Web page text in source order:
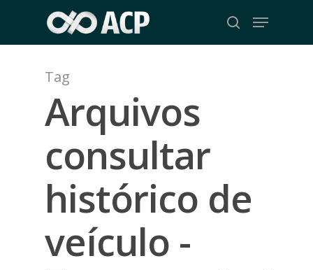
main
search
Menu
Tag
Arquivos
consultar
histórico de
veículo -
Close